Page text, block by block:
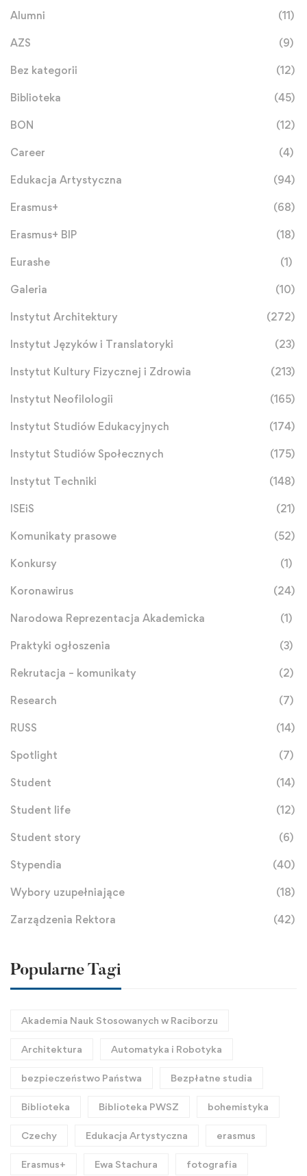
Alumni (11)
AZS (9)
Bez kategorii (12)
Biblioteka (45)
BON (12)
Career (4)
Edukacja Artystyczna (94)
Erasmus+ (68)
Erasmus+ BIP (18)
Eurashe (1)
Galeria (10)
Instytut Architektury (272)
Instytut Języków i Translatoryki (23)
Instytut Kultury Fizycznej i Zdrowia (213)
Instytut Neofilologii (165)
Instytut Studiów Edukacyjnych (174)
Instytut Studiów Społecznych (175)
Instytut Techniki (148)
ISEiS (21)
Komunikaty prasowe (52)
Konkursy (1)
Koronawirus (24)
Narodowa Reprezentacja Akademicka (1)
Praktyki ogłoszenia (3)
Rekrutacja – komunikaty (2)
Research (7)
RUSS (14)
Spotlight (7)
Student (14)
Student life (12)
Student story (6)
Stypendia (40)
Wybory uzupełniające (18)
Zarządzenia Rektora (42)
Popularne Tagi
Akademia Nauk Stosowanych w Raciborzu
Architektura Automatyka i Robotyka
bezpieczeństwo Państwa Bezpłatne studia
Biblioteka Biblioteka PWSZ bohemistyka
Czechy Edukacja Artystyczna erasmus
Erasmus+ Ewa Stachura fotografia